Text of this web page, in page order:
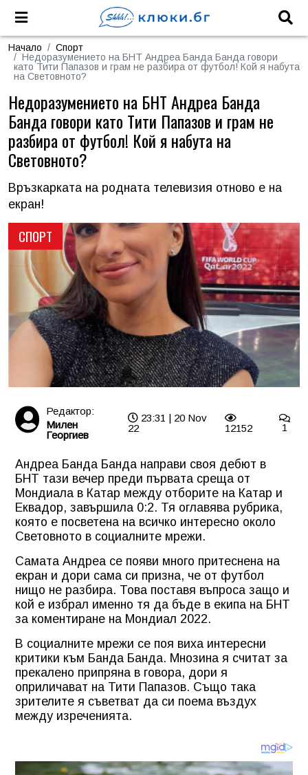
Начало
Спорт
Недоразумението на БНТ Андреа Банда Банда говори
като Тити Папазов и грам не разбира от футбол! Кой я набута
на Световното?
СПОРТ
Недоразумението на БНТ Андреа Банда
Банда говори като Тити Папазов и грам не
разбира от футбол! Кой я набута на
Световното?
Връзкарката на родната телевизия отново е на
екран!
Редактор:
Милен
Георгиев
23:31 | 20 Nov
22
12152 1
Андреа Банда Банда направи своя дебют в
БНТ тази вечер преди първата среща от
Мондиала в Катар между отборите на Катар и
Еквадор, завършила 0:2. Тя оглавява рубрика,
която е посветена на всичко интересно около
Световното в социалните мрежи.
Самата Андреа се появи много притеснена на
екран и дори сама си призна, че от футбол
нищо не разбира. Това поставя въпроса защо и
кой е избрал именно тя да бъде в екипа на БНТ
за коментиране на Мондиал 2022.
В социалните мрежи се поя виха интересни
критики към Банда Банда. Мнозина я считат за
прекалено припряна в говора, дори я
оприличават на Тити Папазов. Също така
зрителите я съветват да си поема въздух
между изреченията.